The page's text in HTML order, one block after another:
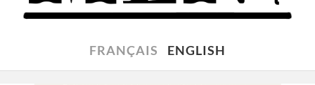
FRANÇAIS ENGLISH